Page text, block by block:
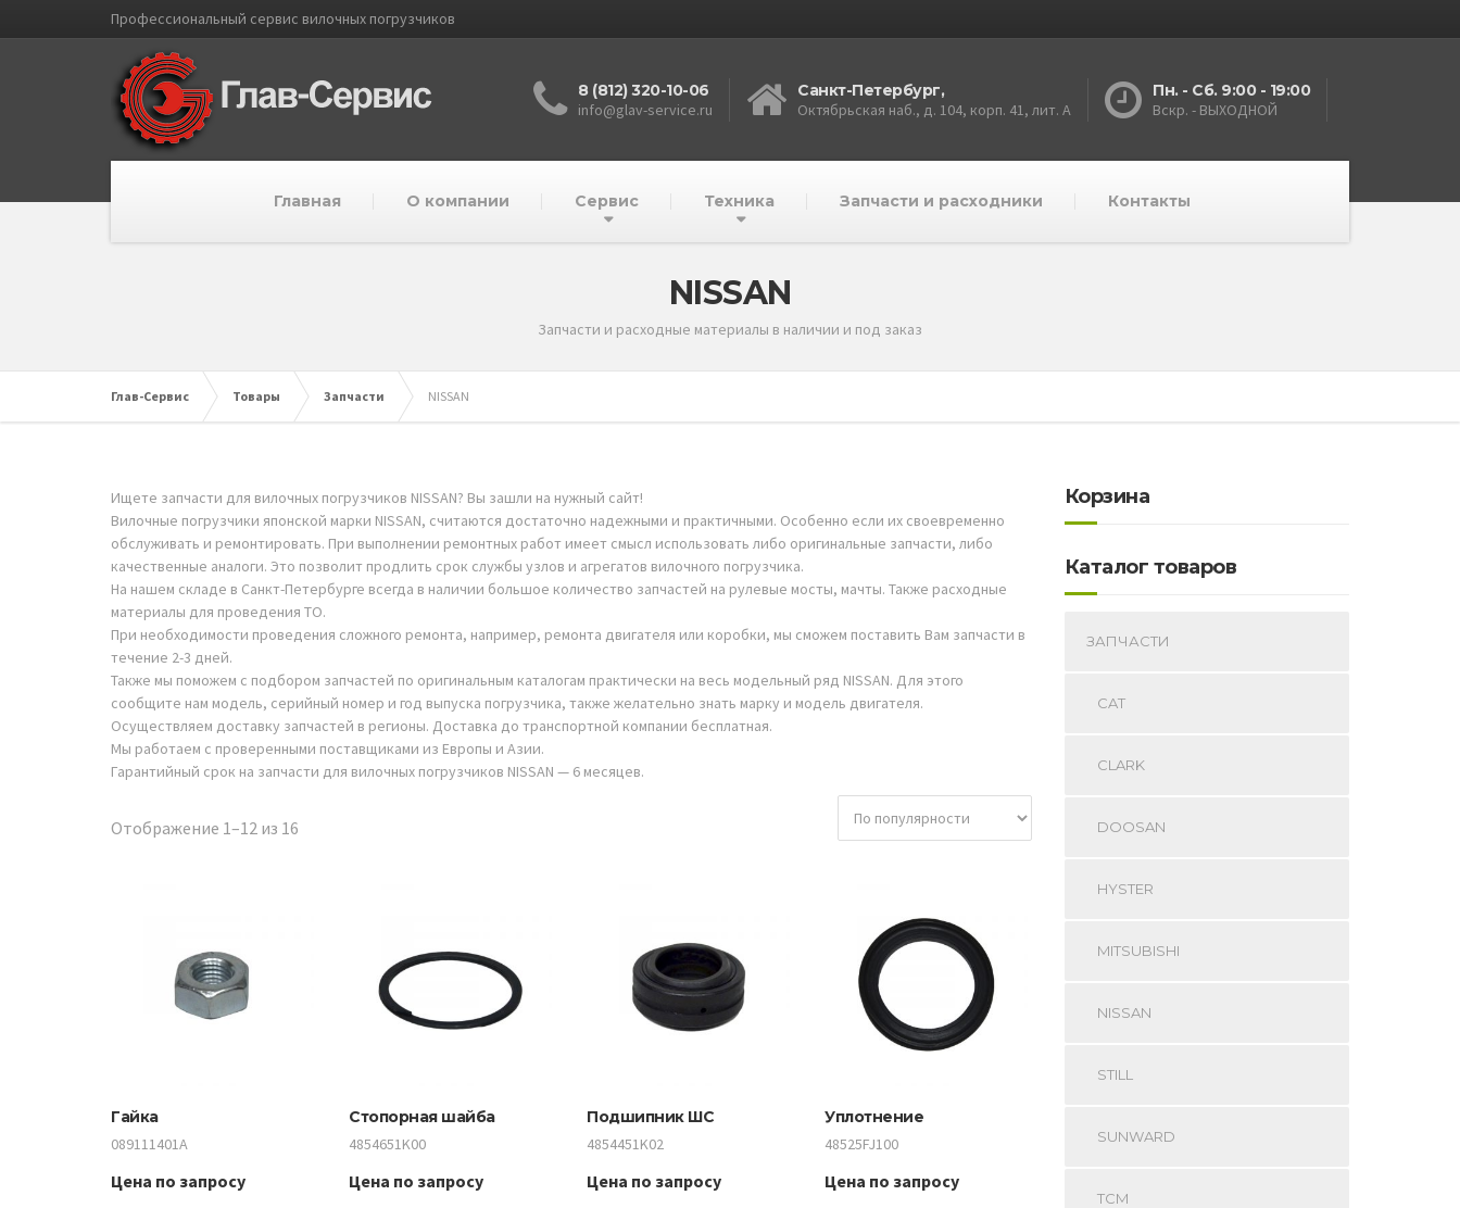
Профессиональный cервис вилочных погрузчиков
8 (812) 320-10-06
info@glav-service.ru
Санкт-Петербург,
Октябрьская наб., д. 104, корп. 41, лит. А
Пн. - Сб. 9:00 - 19:00
Вскр. - ВЫХОДНОЙ
Главная О компании Сервис Техника Запчасти и расходники Контакты
NISSAN
Запчасти и расходные материалы в наличии и под заказ
Глав-Сервис Товары Запчасти NISSAN
Ищете запчасти для вилочных погрузчиков NISSAN? Вы зашли на нужный сайт!
Вилочные погрузчики японской марки NISSAN, считаются достаточно надежными и практичными. Особенно если их своевременно
обслуживать и ремонтировать. При выполнении ремонтных работ имеет смысл использовать либо оригинальные запчасти, либо
качественные аналоги. Это позволит продлить срок службы узлов и агрегатов вилочного погрузчика.
На нашем складе в Санкт-Петербурге всегда в наличии большое количество запчастей на рулевые мосты, мачты. Также расходные
материалы для проведения ТО.
При необходимости проведения сложного ремонта, например, ремонта двигателя или коробки, мы сможем поставить Вам запчасти в
течение 2-3 дней.
Также мы поможем с подбором запчастей по оригинальным каталогам практически на весь модельный ряд NISSAN. Для этого
сообщите нам модель, серийный номер и год выпуска погрузчика, также желательно знать марку и модель двигателя.
Осуществляем доставку запчастей в регионы. Доставка до транспортной компании бесплатная.
Мы работаем с проверенными поставщиками из Европы и Азии.
Гарантийный срок на запчасти для вилочных погрузчиков NISSAN — 6 месяцев.
Отображение 1–12 из 16
Гайка
089111401A
Цена по запросу
Стопорная шайба
4854651K00
Цена по запросу
Подшипник ШС
4854451K02
Цена по запросу
Уплотнение
48525FJ100
Цена по запросу
Корзина
Каталог товаров
ЗАПЧАСТИ
CAT
CLARK
DOOSAN
HYSTER
MITSUBISHI
NISSAN
STILL
SUNWARD
TCM